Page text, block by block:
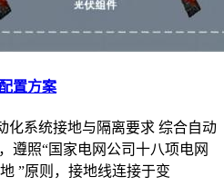
置方案
化系统接地与隔离要求 综合自动
遵照“国家电网公司十八项电网
”原则，接地线连接于变